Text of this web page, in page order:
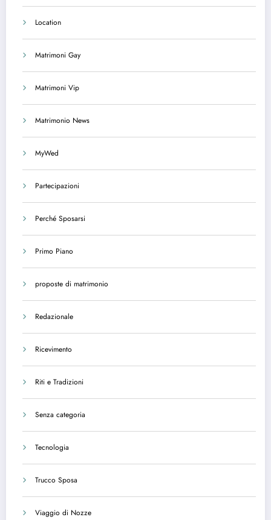
Location
Matrimoni Gay
Matrimoni Vip
Matrimonio News
MyWed
Partecipazioni
Perché Sposarsi
Primo Piano
proposte di matrimonio
Redazionale
Ricevimento
Riti e Tradizioni
Senza categoria
Tecnologia
Trucco Sposa
Viaggio di Nozze